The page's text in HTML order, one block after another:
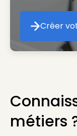
Créer
métiers